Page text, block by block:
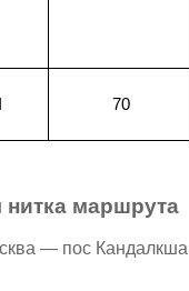
70
маршрута
— пос